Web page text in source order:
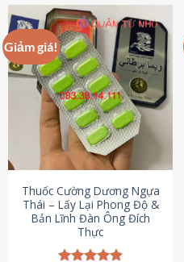
này
có
nhiều
biến
thể.
Các
tùy
chọn
có
thể
chọn
trên
trang
sản
Giảm giá!
Thuốc Cường Dương Ngựa
Thái – Lấy Lại Phong Độ &
Bản Lĩnh Đàn Ông Đích
Thực